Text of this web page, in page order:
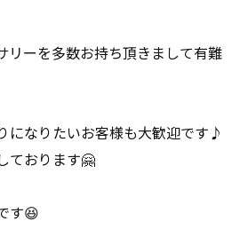
リーを多数お持ち頂きまして有難
になりたいお客様も大歓迎です♪
ております🤗
す😆